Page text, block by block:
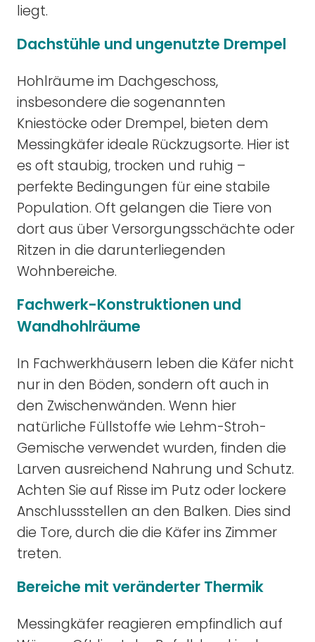
liegt.
Dachstühle und ungenutzte Drempel
Hohlräume im Dachgeschoss,
insbesondere die sogenannten
Kniestöcke oder Drempel, bieten dem
Messingkäfer ideale Rückzugsorte. Hier ist
es oft staubig, trocken und ruhig –
perfekte Bedingungen für eine stabile
Population. Oft gelangen die Tiere von
dort aus über Versorgungsschächte oder
Ritzen in die darunterliegenden
Wohnbereiche.
Fachwerk-Konstruktionen und
Wandhohlräume
In Fachwerkhäusern leben die Käfer nicht
nur in den Böden, sondern oft auch in
den Zwischenwänden. Wenn hier
natürliche Füllstoffe wie Lehm-Stroh-
Gemische verwendet wurden, finden die
Larven ausreichend Nahrung und Schutz.
Achten Sie auf Risse im Putz oder lockere
Anschlussstellen an den Balken. Dies sind
die Tore, durch die die Käfer ins Zimmer
treten.
Bereiche mit veränderter Thermik
Messingkäfer reagieren empfindlich auf